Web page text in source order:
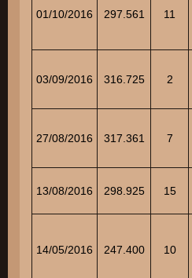
01/10/2016 297.561 11
03/09/2016 316.725 2
27/08/2016 317.361 7
13/08/2016 298.925 15
14/05/2016 247.400 10